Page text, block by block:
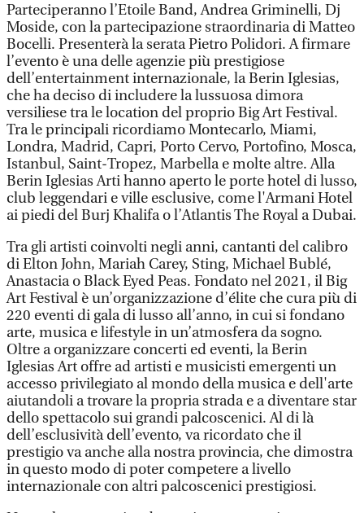
Parteciperanno l’Etoile Band, Andrea Griminelli, Dj
Moside, con la partecipazione straordinaria di Matteo
Bocelli. Presenterà la serata Pietro Polidori. A firmare
l’evento è una delle agenzie più prestigiose
dell’entertainment internazionale, la Berin Iglesias,
che ha deciso di includere la lussuosa dimora
versiliese tra le location del proprio Big Art Festival.
Tra le principali ricordiamo Montecarlo, Miami,
Londra, Madrid, Capri, Porto Cervo, Portofino, Mosca,
Istanbul, Saint-Tropez, Marbella e molte altre. Alla
Berin Iglesias Arti hanno aperto le porte hotel di lusso,
club leggendari e ville esclusive, come l'Armani Hotel
ai piedi del Burj Khalifa o l’Atlantis The Royal a Dubai.
Tra gli artisti coinvolti negli anni, cantanti del calibro
di Elton John, Mariah Carey, Sting, Michael Bublé,
Anastacia o Black Eyed Peas. Fondato nel 2021, il Big
Art Festival è un’organizzazione d’élite che cura più di
220 eventi di gala di lusso all’anno, in cui si fondano
arte, musica e lifestyle in un’atmosfera da sogno.
Oltre a organizzare concerti ed eventi, la Berin
Iglesias Art offre ad artisti e musicisti emergenti un
accesso privilegiato al mondo della musica e dell'arte
aiutandoli a trovare la propria strada e a diventare star
dello spettacolo sui grandi palcoscenici. Al di là
dell’esclusività dell’evento, va ricordato che il
prestigio va anche alla nostra provincia, che dimostra
in questo modo di poter competere a livello
internazionale con altri palcoscenici prestigiosi.